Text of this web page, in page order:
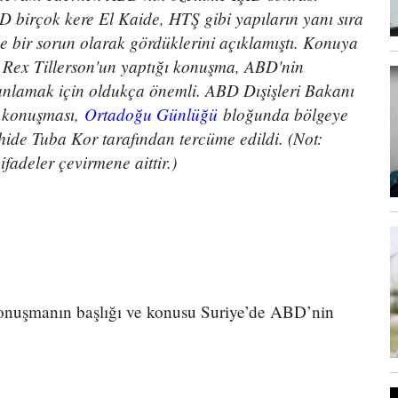
birçok kere El Kaide, HTŞ gibi yapıların yanı sıra
sorun olarak gördüklerini açıklamıştı. Konuya
Tillerson'un yaptığı konuşma, ABD'nin
için oldukça önemli. ABD Dışişleri Bakanı
Ortadoğu Günlüğü bloğunda bölgeye
Tuba Kor tarafından tercüme edildi. (Not:
çevirmene aittir.)
başlığı ve konusu Suriye’de ABD’nin